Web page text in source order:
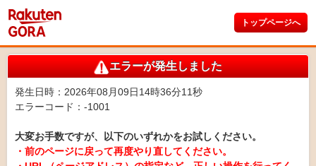
トップページへ
エラーが発生しました
発生日時：2026年08月09日14時36分11秒
エラーコード：-1001
大変お手数ですが、以下のいずれかをお試しください。
・前のページに戻って再度やり直してください。